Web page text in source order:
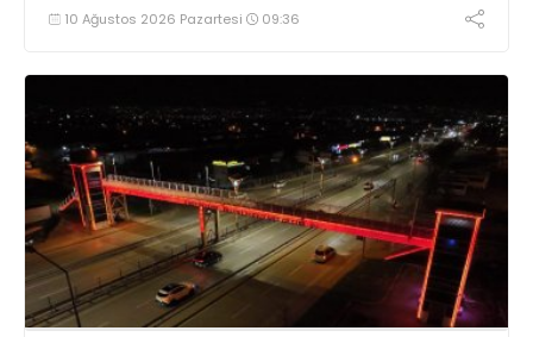
10 Ağustos 2026 Pazartesi 09:36